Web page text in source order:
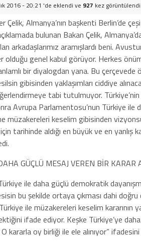
2016 - 20:21 'de eklendi ve 927 kez görüntülendi.
Çelik, Almanya’nın başkenti Berlin’de
bulunan Bakan Çelik,
arkadaşlarımız aramışlardı beni.
olduğu genel kabul görüyor. Herkes
bir diyalogdan yana. Bu
gibisinden yaklaşımları ciddiye
tabi tutulmuyor. Türkiye’nin
Avrupa Parlamentosu’nun Türkiye
müzakereleri keselim gibisinden
tarihinde aldığı en büyük ve en yanlış
GÜÇLÜ MESAJ VEREN BİR KARAR
ile daha güçlü demokratik
bu şekilde ortaya çıkması dahi
ile müzakereleri keselim kararının
ifade ediyor. Keşke Türkiye’ye
O kararla oy birliği ile ele alınıyor” ifadesini